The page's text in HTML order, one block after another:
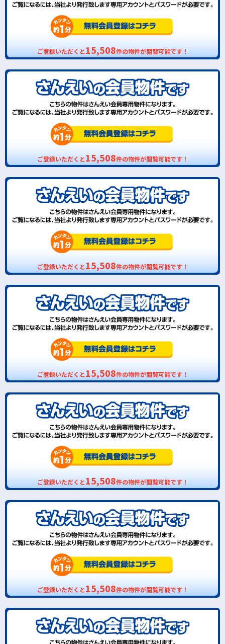
ご登録いただくと15,508件の物件が閲覧可能です！
ご登録いただくと15,508件の物件が閲覧可能です！
ご登録いただくと15,508件の物件が閲覧可能です！
ご登録いただくと15,508件の物件が閲覧可能です！
ご登録いただくと15,508件の物件が閲覧可能です！
ご登録いただくと15,508件の物件が閲覧可能です！